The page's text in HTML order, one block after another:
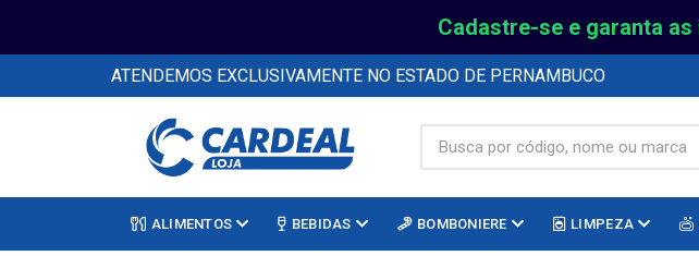
Cadastre-se e garanta
ATENDEMOS EXCLUSIVAMENTE NO ESTADO DE PERNAMBUCO
ALIMENTOS BEBIDAS BOMBONIERE LIMPEZA